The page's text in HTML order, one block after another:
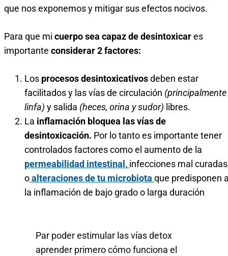
que nos exponemos y mitigar sus efectos nocivos.
Para que mi cuerpo sea capaz de desintoxicares
importante considerar 2 factores:
Los procesos desintoxicativosdeben estar
facilitados y las vías de circulación (principalmente
linfa) y salida (heces, orina y sudor) libres.
La inflamación bloquea las vías de
desintoxicación. Por lo tanto es importante tener
controlados factores como el aumento de la
permeabilidad intestinal, infecciones mal
oalteraciones de tu microbiota que predisponen
la inflamación de bajo grado o larga duración
Par poder estimular las vías detox
aprender primero cómo funciona el